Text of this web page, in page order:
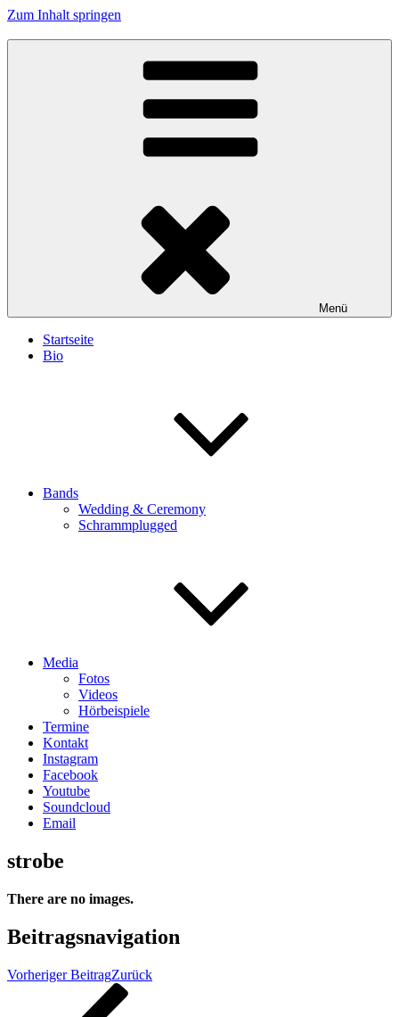
Zum Inhalt springen
Menü
Startseite
Bio
Bands
Wedding & Ceremony
Schrammplugged
Media
Fotos
Videos
Hörbeispiele
Termine
Kontakt
Instagram
Facebook
Youtube
Soundcloud
Email
strobe
There are no images.
Beitragsnavigation
Vorheriger BeitragZurück